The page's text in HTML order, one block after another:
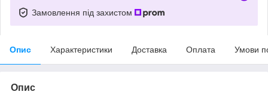
Замовлення під захистом
Опис Характеристики Доставка Оплата Умови
Опис